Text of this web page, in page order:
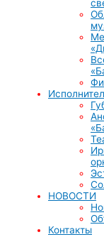
НОВОСТИ
Контакты